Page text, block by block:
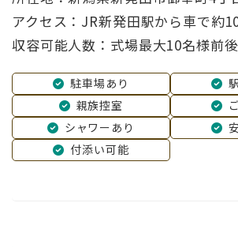
アクセス：JR新発田駅から車で約
収容可能人数：式場最大10名様前
駐車場あり
親族控室
シャワーあり
付添い可能